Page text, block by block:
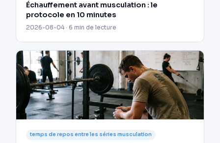
Échauffement avant musculation : le
protocole en 10 minutes
2026-08-04 · 6 min de lecture
temps de repos entre les séries musculation